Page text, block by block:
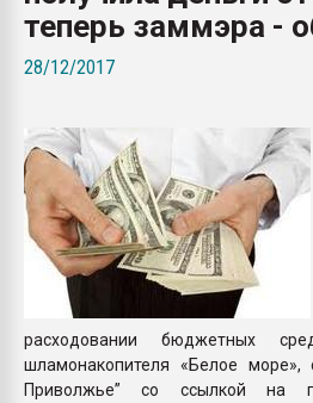
теперь заммэра -
28/12/2017
расходовании бюджетных
шламонакопителя «Белое море»,
Приволжье” со ссылкой на